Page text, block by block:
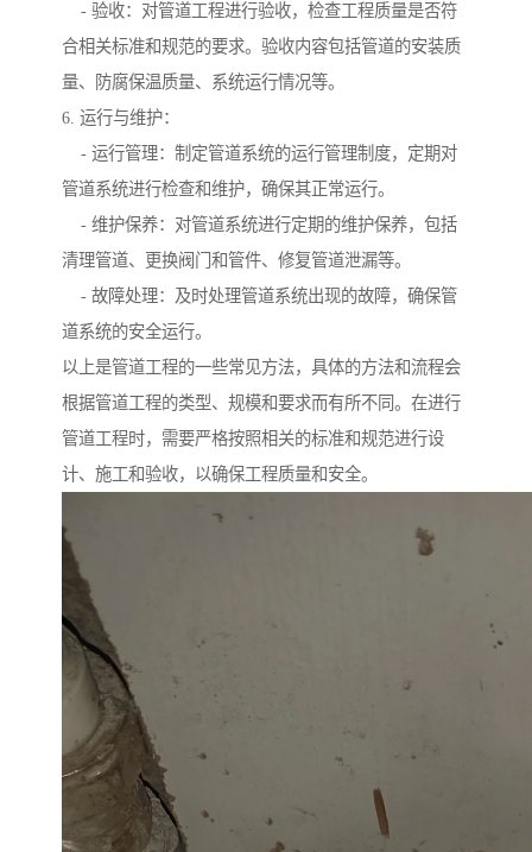
- 验收：对管道工程进行验收，检查工程质量是否符
合相关标准和规范的要求。验收内容包括管道的安装质
量、防腐保温质量、系统运行情况等。
6. 运行与维护：
- 运行管理：制定管道系统的运行管理制度，定期对
管道系统进行检查和维护，确保其正常运行。
- 维护保养：对管道系统进行定期的维护保养，包括
清理管道、更换阀门和管件、修复管道泄漏等。
- 故障处理：及时处理管道系统出现的故障，确保管
道系统的安全运行。
以上是管道工程的一些常见方法，具体的方法和流程会
根据管道工程的类型、规模和要求而有所不同。在进行
管道工程时，需要严格按照相关的标准和规范进行设
计、施工和验收，以确保工程质量和安全。